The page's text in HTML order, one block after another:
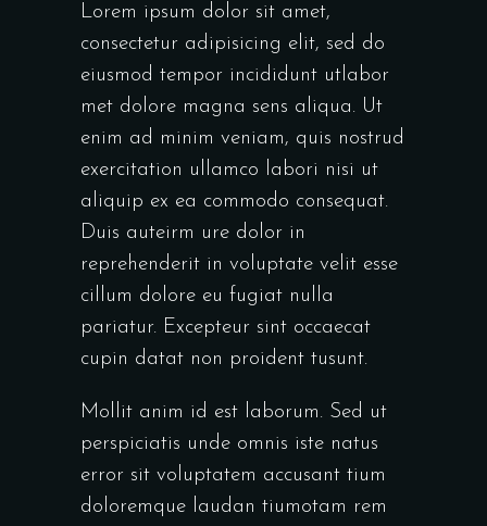
Lorem ipsum dolor sit amet,
consectetur adipisicing elit, sed do
eiusmod tempor incididunt utlabor
met dolore magna sens aliqua. Ut
enim ad minim veniam, quis nostrud
exercitation ullamco labori nisi ut
aliquip ex ea commodo consequat.
Duis auteirm ure dolor in
reprehenderit in voluptate velit esse
cillum dolore eu fugiat nulla
pariatur. Excepteur sint occaecat
cupin datat non proident tusunt.
Mollit anim id est laborum. Sed ut
perspiciatis unde omnis iste natus
error sit voluptatem accusant tium
doloremque laudan tiumotam rem